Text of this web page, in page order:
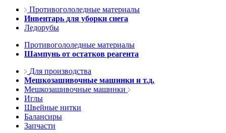
Противогололедные материалы
Инвентарь для уборки снега
Ледорубы
Противогололедные материалы
Шампунь от остатков реагента
Для производства
Мешкозашивочные машинки и т.д.
Мешкозашивочные машинки
Иглы
Швейные нитки
Балансиры
Запчасти